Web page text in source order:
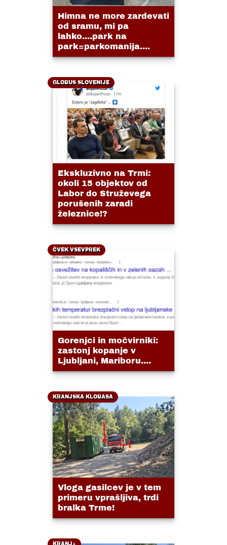
Himna ne more zardevati
od sramu, mi pa
lahko....park na
park=parkomanija....
GLOBUS SLOVENIJE
Ekskluzivno na Trmi:
okoli 15 objektov od
Labor do Struževega
porušenih zaradi
železnice!?
ČVEK VSEVPREK
Gorenjci in močvirniki:
zastonj kopanje v
Ljubljani, Mariboru....
KRANJSKA KLOBASA
Vloga gasilcev je v tem
primeru vprašljiva, trdi
bralka Trme!